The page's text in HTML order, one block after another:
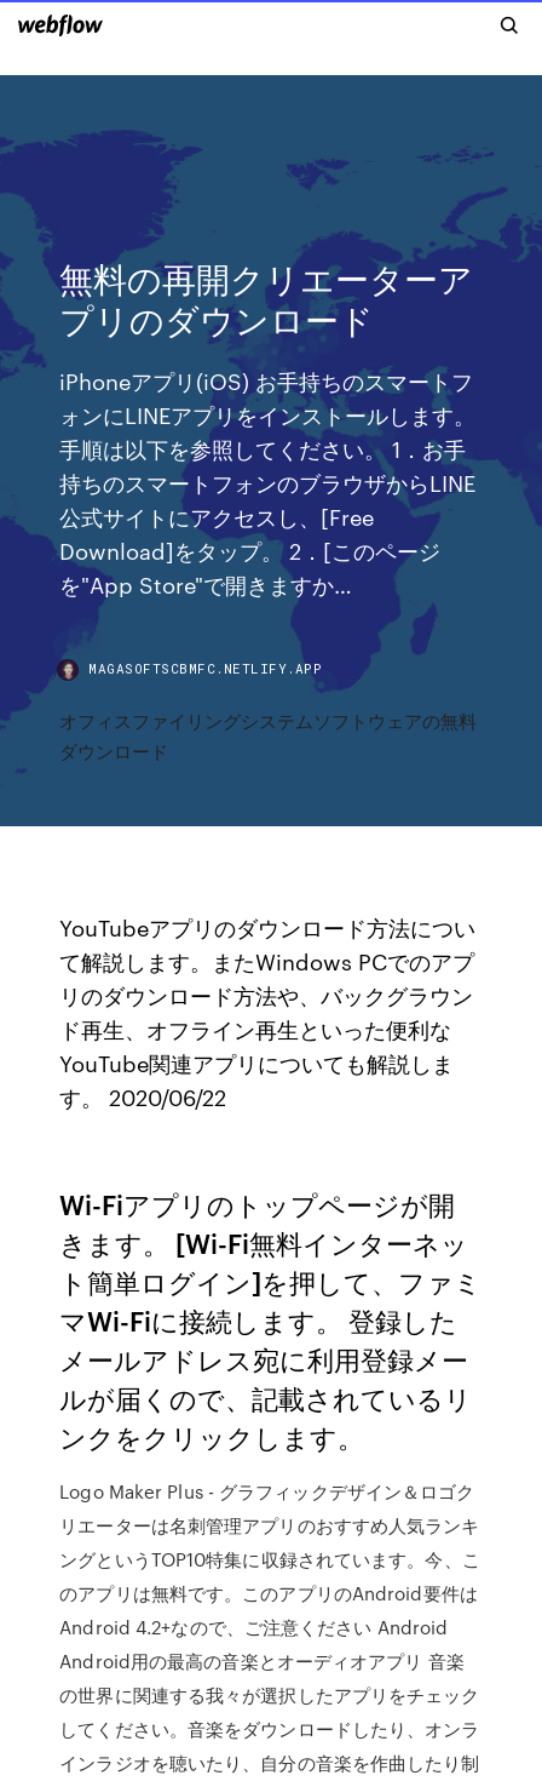
無料の再開クリエーターア
プリのダウンロード
iPhoneアプリ(iOS) お手持ちのスマートフ
ォンにLINEアプリをインストールします。
手順は以下を参照してください。 1．お手
持ちのスマートフォンのブラウザからLINE
公式サイトにアクセスし、[Free
Download]をタップ。 2．[このページ
を"App Store"で開きますか…
MAGASOFTSCBMFC.NETLIFY.APP
オフィスファイリングシステムソフトウェアの無料
ダウンロード
YouTubeアプリのダウンロード方法につい
て解説します。またWindows PCでのアプ
リのダウンロード方法や、バックグラウン
ド再生、オフライン再生といった便利な
YouTube関連アプリについても解説しま
す。 2020/06/22
Wi-Fiアプリのトップページが開
きます。 [Wi-Fi無料インターネッ
ト簡単ログイン]を押して、ファミ
マWi-Fiに接続します。 登録した
メールアドレス宛に利用登録メー
ルが届くので、記載されているリ
ンクをクリックします。
Logo Maker Plus - グラフィックデザイン＆ロゴク
リエーターは名刺管理アプリのおすすめ人気ランキ
ングというTOP10特集に収録されています。今、こ
のアプリは無料です。このアプリのAndroid要件は
Android 4.2+なので、ご注意ください Android
Android用の最高の音楽とオーディオアプリ 音楽
の世界に関連する我々が選択したアプリをチェック
してください。音楽をダウンロードしたり、オンラ
インラジオを聴いたり、自分の音楽を作曲したり制